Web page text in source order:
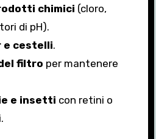
chimici (cloro,
di pH).
e cestelli.
filtro per mantenere
e insetti con retini o